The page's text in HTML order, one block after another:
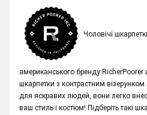
Чоловічі
американського бренду RicherPoorer
шкарпетки з контрастним
для яскравих людей, вони легко
ваш стиль і костюм! Підберіть такі